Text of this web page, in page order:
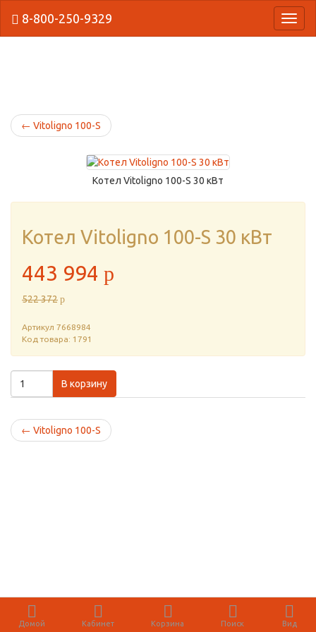
8-800-250-9329
← Vitoligno 100-S
Котел Vitoligno 100-S 30 кВт
Котел Vitoligno 100-S 30 кВт
443 994 p
522 372 p
Артикул 7668984
Код товара: 1791
В корзину
← Vitoligno 100-S
Домой Кабинет Корзина Поиск Вид